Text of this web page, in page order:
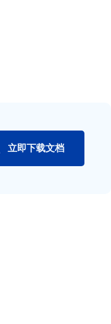
立即下载文档